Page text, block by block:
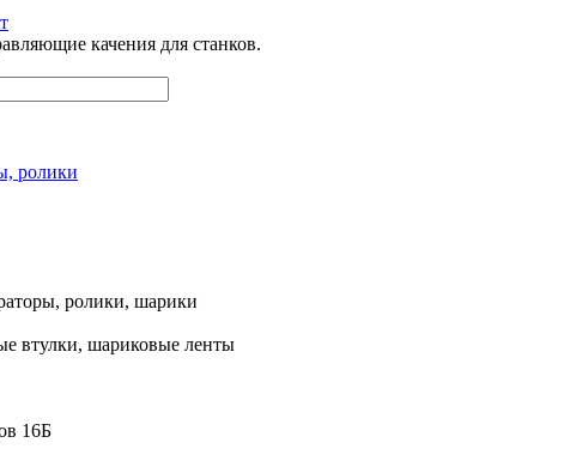
качения для станков.
ролики
ролики, шарики
втулки, шариковые ленты
16Б